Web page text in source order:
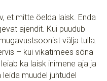
et mitte öelda laisk. Enda
ajendit. Kui puudub
välja tulla.
– kui vikatimees sõna
ka laisk inimene aja ja
muudel juhtudel